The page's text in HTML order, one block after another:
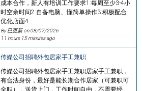
成本合作，新人有培训工作要求1:每周至少3-4小
时空余时间2:自备电脑、懂简单操作3:积极配合
优化店面4:…
By 已更新 on08/07/2026
11 hours 15 minutes ago
传媒公司招聘外包居家手工兼职
传媒公司招聘外包居家手工兼职居家手工兼职，
有合法身份，最好是能长期合作居家（可兼职可
全职），送货上门，工作时间自由，不需要经